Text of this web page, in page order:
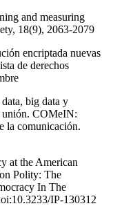
and measuring
18(9), 2063-2079
encriptada nuevas
de derechos
big data y
unión. COMeIN:
la comunicación.
at the American
Polity: The
In The
IP-130312